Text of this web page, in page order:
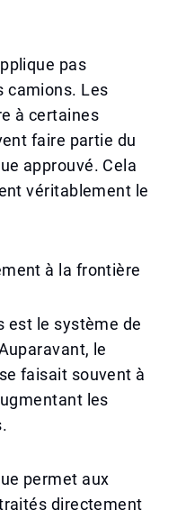
pas
camions. Les
à certaines
faire partie du
approuvé. Cela
véritablement le
à la frontière
est le système de
le
faisait souvent à
les
permet aux
directement